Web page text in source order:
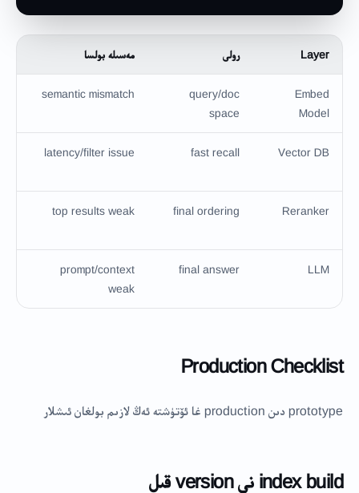
Layer رولى مەسىلە بولسا
Embed
Model
query/doc
space
semantic mismatch
Vector DB
fast recall
latency/filter issue
Reranker
final ordering
top results weak
LLM
final answer
prompt/context
weak
Production Checklist
prototype دىن production غا ئۆتۈشتە ئەڭ لازىم بولغان ئىشلار
index build نى version قىل